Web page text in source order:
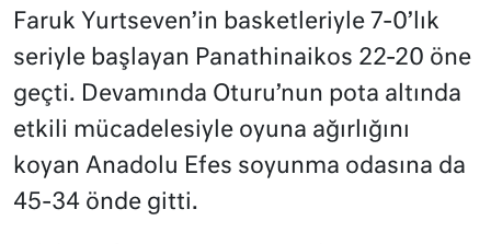
Faruk Yurtseven’in basketleriyle 7-0’lık
seriyle başlayan Panathinaikos 22-20 öne
geçti. Devamında Oturu’nun pota altında
etkili mücadelesiyle oyuna ağırlığını
koyan Anadolu Efes soyunma odasına da
45-34 önde gitti.